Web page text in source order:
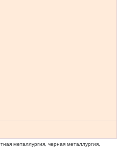
металлургия, черная металлургия,